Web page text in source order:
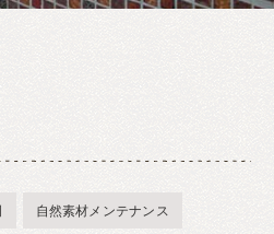
自然素材メンテナンス